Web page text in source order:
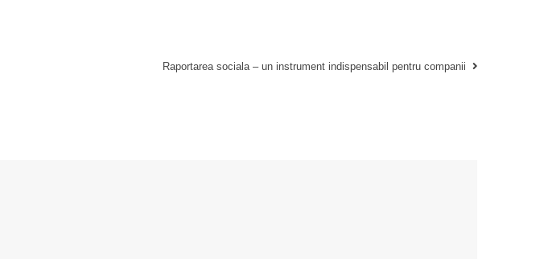
Raportarea sociala – un instrument indispensabil pentru companii